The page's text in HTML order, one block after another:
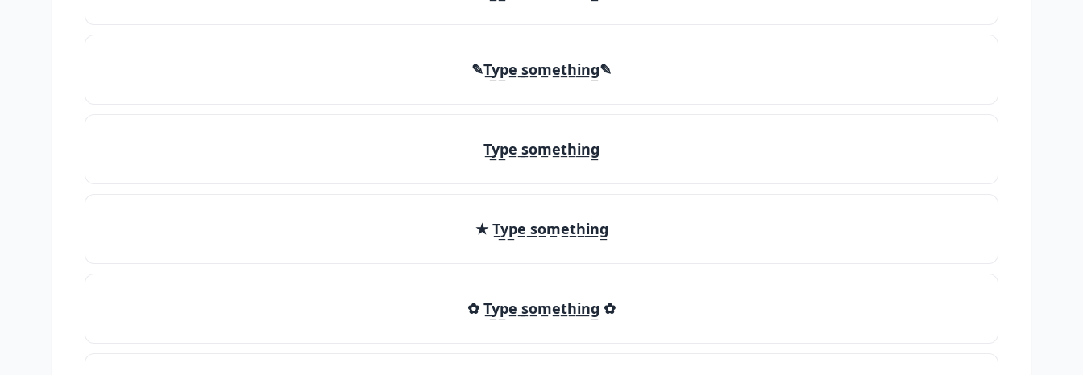
✎T̲y̲p̲e̲ ̲s̲o̲m̲e̲t̲h̲i̲n̲g̲✎
T̲y̲p̲e̲ ̲s̲o̲m̲e̲t̲h̲i̲n̲g̲
★ T̲y̲p̲e̲ ̲s̲o̲m̲e̲t̲h̲i̲n̲g̲
✿ T̲y̲p̲e̲ ̲s̲o̲m̲e̲t̲h̲i̲n̲g̲ ✿